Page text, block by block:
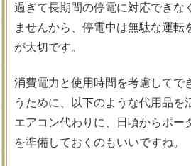
過ぎて長期間の停電に対応できな
ませんから、停電中は無駄な運転
が大切です。
消費電力と使用時間を考慮してで
うために、以下のような代用品を
エアコン代わりに、日頃からポー
を準備しておくのもいいですね。